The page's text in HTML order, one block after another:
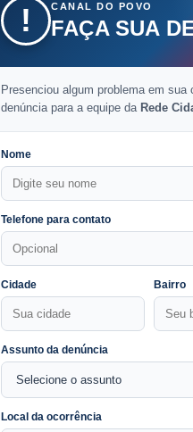
! CANAL DO POVO
FAÇA SUA
Presenciou algum problema em sua
denúncia para a equipe da Rede
Nome
Telefone para contato
Cidade Bairro
Assunto da denúncia
Local da ocorrência